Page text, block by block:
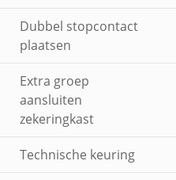
Dubbel stopcontact
plaatsen
Extra groep
aansluiten
zekeringkast
Technische keuring